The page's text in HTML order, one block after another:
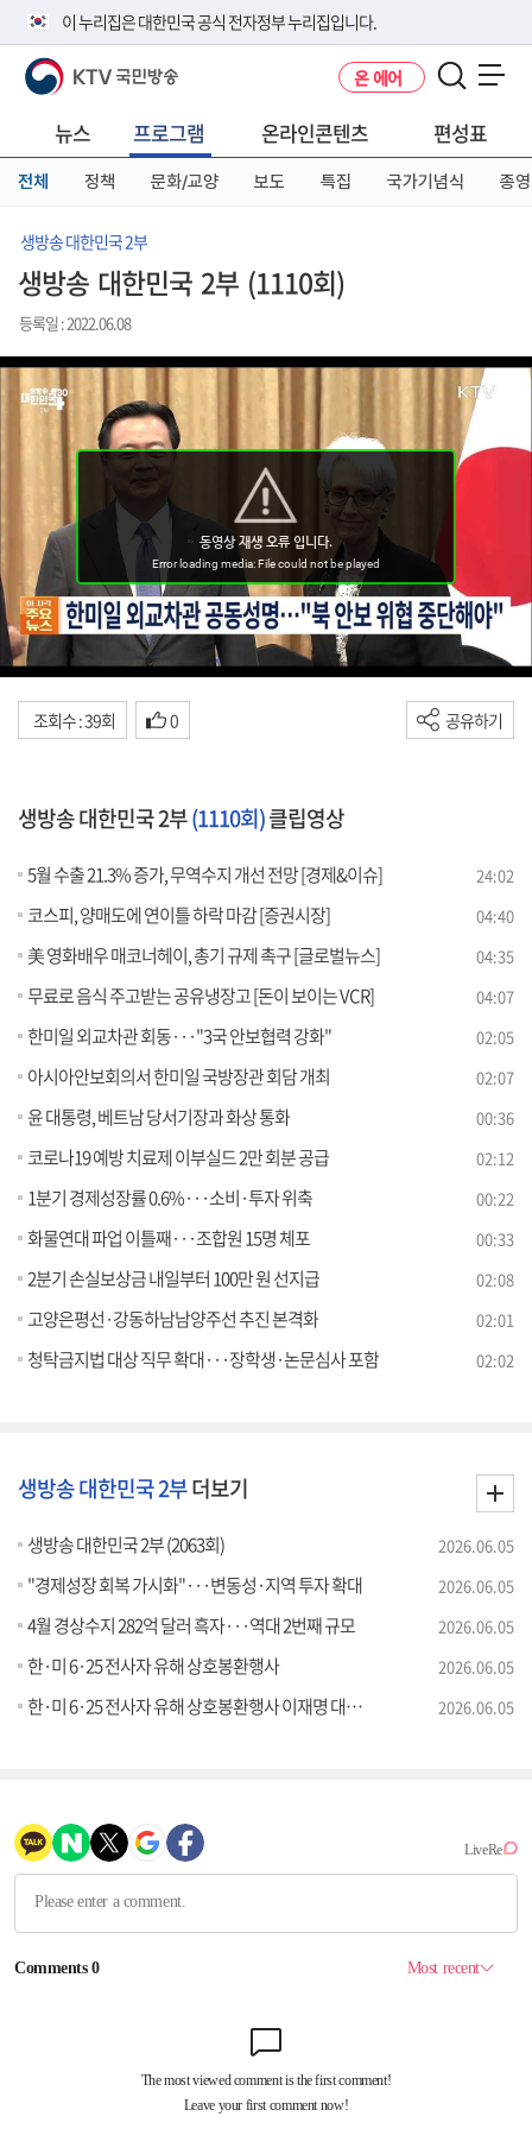
이 누리집은 대한민국 공식 전자정부 누리집입니다.
공식 누리집 주소 확인하기
니다.
이밖에 or.kr 또는 .kr등 다른 도메인 주소를 사용하고 있다면 아래 URL에
서 도메인 주소를 확인해 보세요
KTV 국민방송 온 에어
뉴스 프로그램 온라인콘텐츠 편성표
전체 정책 문화/교양 보도 특집 국가기념식 종영
생방송 대한민국 2부
생방송 대한민국 2부 (1110회)
등록일 : 2022.06.08
조회수 : 39회 0 공유하기
생방송 대한민국 2부(1110회)클립영상
5월 수출 21.3% 증가, 무역수지 개선 전망 [경제&이슈] 24:02
코스피, 양매도에 연이틀 하락 마감 [증권시장] 04:40
美 영화배우 매코너헤이, 총기 규제 촉구 [글로벌뉴스] 04:35
무료로 음식 주고받는 공유냉장고 [돈이 보이는 VCR] 04:07
한미일 외교차관 회동···"3국 안보협력 강화" 02:05
아시아안보회의서 한미일 국방장관 회담 개최 02:07
윤 대통령, 베트남 당서기장과 화상 통화 00:36
코로나19 예방 치료제 이부실드 2만 회분 공급 02:12
1분기 경제성장률 0.6%···소비·투자 위축 00:22
화물연대 파업 이틀째···조합원 15명 체포 00:33
2분기 손실보상금 내일부터 100만 원 선지급 02:08
고양은평선·강동하남남양주선 추진 본격화 02:01
청탁금지법 대상 직무 확대···장학생·논문심사 포함 02:02
생방송 대한민국 2부더보기
생방송 대한민국 2부 (2063회) 2026.06.05
"경제성장 회복 가시화"···변동성·지역 투자 확대 2026.06.05
4월 경상수지 282억 달러 흑자···역대 2번째 규모 2026.06.05
한·미 6·25 전사자 유해 상호봉환행사 2026.06.05
한·미 6·25 전사자 유해 상호봉환행사 이재명 대통령 추모사 2026.06.05